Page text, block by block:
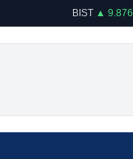
BIST ▲ 9.876